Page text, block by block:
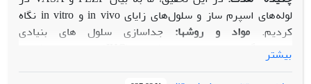
لوله‌های اسپرم ساز و سلول‌های زایای in vivo و in vitro نگاه
کردیم. مواد و روشها: جداسازی سلول های بنیادی
بیشتر